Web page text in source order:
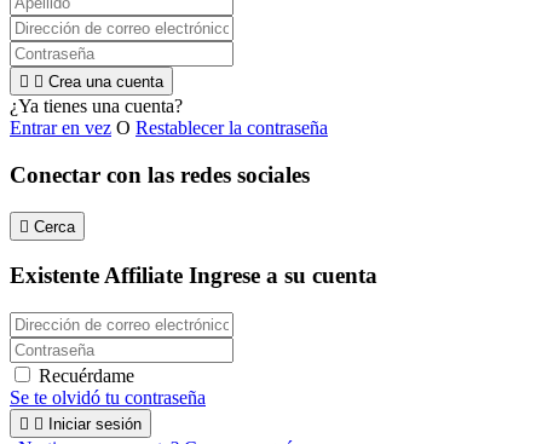
  Crea una cuenta
¿Ya tienes una cuenta?
Entrar en vez O Restablecer la contraseña
Conectar con las redes sociales
 Cerca
Existente Affiliate Ingrese a su cuenta
Recuérdame
Se te olvidó tu contraseña
  Iniciar sesión